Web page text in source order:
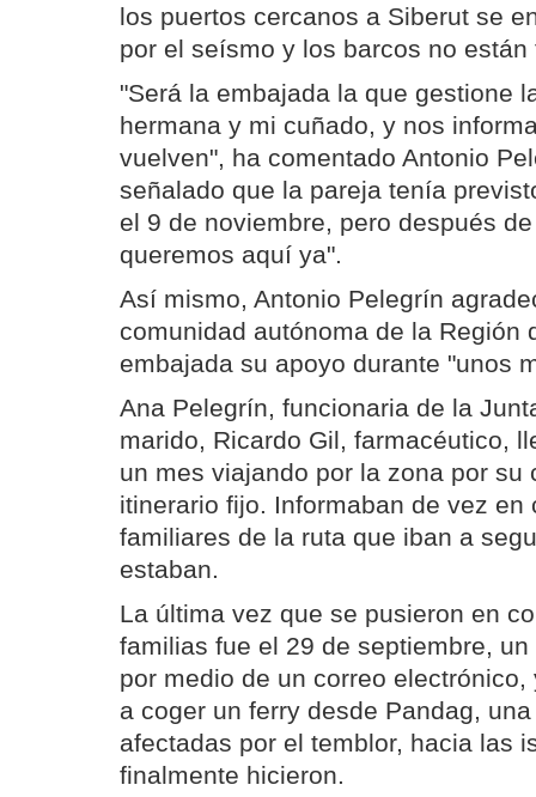
los puertos cercanos a Siberut se
por el seísmo y los barcos no están
"Será la embajada la que gestione
hermana y mi cuñado, y nos
vuelven", ha comentado Antonio
señalado que la pareja tenía
el 9 de noviembre, pero después
queremos aquí ya".
Así mismo, Antonio Pelegrín
comunidad autónoma de la Región
embajada su apoyo durante "unos
Ana Pelegrín, funcionaria de la
marido, Ricardo Gil, farmacéutico,
un mes viajando por la zona por su
itinerario fijo. Informaban de vez en
familiares de la ruta que iban a
estaban.
La última vez que se pusieron en
familias fue el 29 de septiembre,
por medio de un correo
a coger un ferry desde Pandag,
afectadas por el temblor, hacia las
finalmente hicieron.